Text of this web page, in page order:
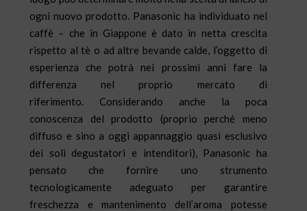
ogni nuovo prodotto. Panasonic ha individuato nel
caffè – che in Giappone è dato in netta crescita
rispetto al tè o ad altre bevande calde, l’oggetto di
esperienza che potrà nei prossimi anni fare la
differenza nel proprio mercato di
riferimento. Considerando anche la poca
conoscenza del prodotto (proprio perché meno
diffuso e sino a oggi appannaggio quasi esclusivo
dei soli degustatori e intenditori), Panasonic ha
pensato che fornire uno strumento
tecnologicamente adeguato per garantire
freschezza e mantenimento dell’aroma potesse